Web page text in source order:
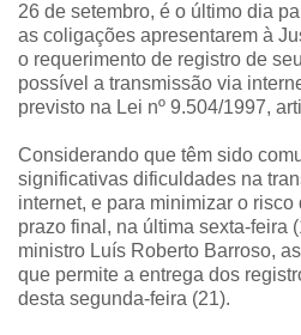
26 de setembro, é o último dia
as coligações apresentarem à
o requerimento de registro de
possível a transmissão via
previsto na Lei nº 9.504/1997,
Considerando que têm sido
significativas dificuldades na
internet, e para minimizar o
prazo final, na última sexta-feira
ministro Luís Roberto Barroso,
que permite a entrega dos
desta segunda-feira (21).